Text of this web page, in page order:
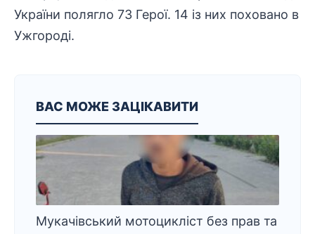
України полягло 73 Герої. 14 із них поховано в
Ужгороді.
ВАС МОЖЕ ЗАЦІКАВИТИ
Мукачівський мотоцикліст без прав та